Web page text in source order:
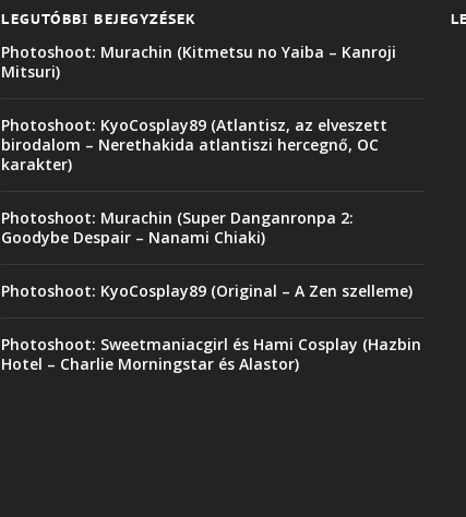
LEGUTÓBBI BEJEGYZÉSEK
Photoshoot: Murachin (Kitmetsu no Yaiba – Kanroji
Mitsuri)
Photoshoot: KyoCosplay89 (Atlantisz, az elveszett
birodalom – Nerethakida atlantiszi hercegnő, OC
karakter)
Photoshoot: Murachin (Super Danganronpa 2:
Goodybe Despair – Nanami Chiaki)
Photoshoot: KyoCosplay89 (Original – A Zen szelleme)
Photoshoot: Sweetmaniacgirl és Hami Cosplay (Hazbin
Hotel – Charlie Morningstar és Alastor)